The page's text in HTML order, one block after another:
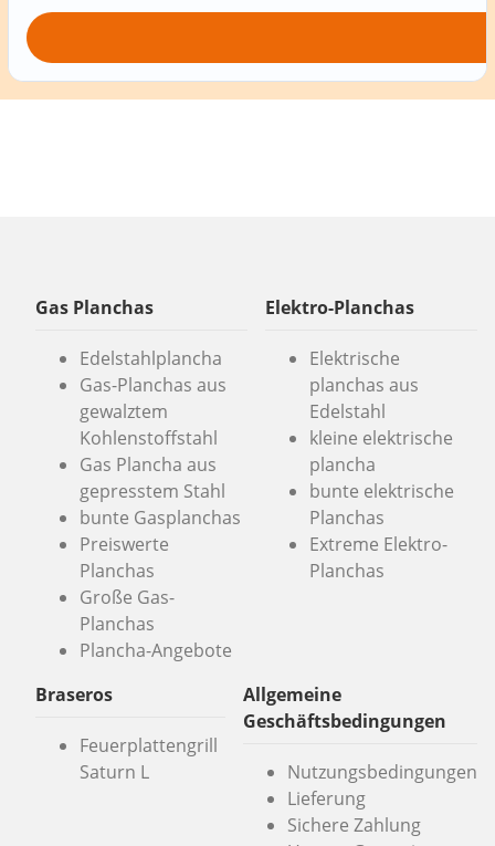
Gas Planchas
Edelstahlplancha
Gas-Planchas aus
gewalztem
Kohlenstoffstahl
Gas Plancha aus
gepresstem Stahl
bunte Gasplanchas
Preiswerte
Planchas
Große Gas-
Planchas
Plancha-Angebote
Elektro-Planchas
Elektrische
planchas aus
Edelstahl
kleine elektrische
plancha
bunte elektrische
Planchas
Extreme Elektro-
Planchas
Braseros
Feuerplattengrill
Saturn L
Allgemeine
Geschäftsbedingungen
Nutzungsbedingungen
Lieferung
Sichere Zahlung